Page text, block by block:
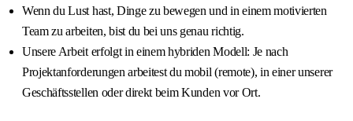
Wenn du Lust hast, Dinge zu bewegen und in einem motivierten
Team zu arbeiten, bist du bei uns genau richtig.
Unsere Arbeit erfolgt in einem hybriden Modell: Je nach
Projektanforderungen arbeitest du mobil (remote), in einer unserer
Geschäftsstellen oder direkt beim Kunden vor Ort.